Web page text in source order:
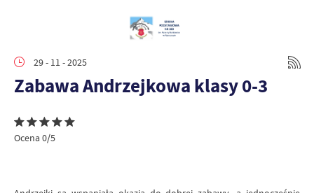
29 - 11 - 2025
Zabawa Andrzejkowa klasy 0-3
Ocena 0/5